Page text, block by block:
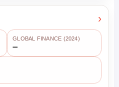
›
GLOBAL FINANCE (2024)
➖